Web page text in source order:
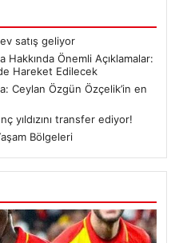
satış geliyor
Hakkında Önemli Açıklamalar:
Hareket Edilecek
Ceylan Özgün Özçelik’in en
yıldızını transfer ediyor!
Bölgeleri